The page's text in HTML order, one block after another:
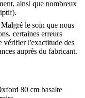
ainsi que nombreux
le soin que nous
certaines erreurs
vérifier l'exactitude des
auprès du fabricant.
80 cm basalte